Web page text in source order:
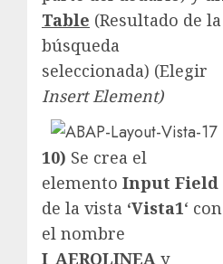
Table (Resultado de la
búsqueda
seleccionada) (Elegir
Insert Element)
10) Se crea el
elemento Input Field
de la vista ‘Vista1‘ con
el nombre
I_AEROLINEA y